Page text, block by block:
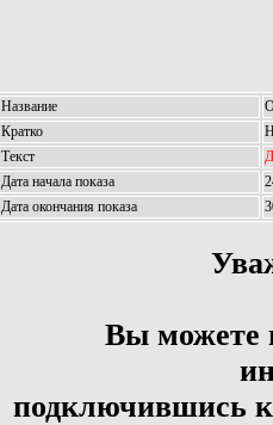
Название
Кратко
Текст
Дата начала показа
Дата окончания показа
Вы можете
подключившись к